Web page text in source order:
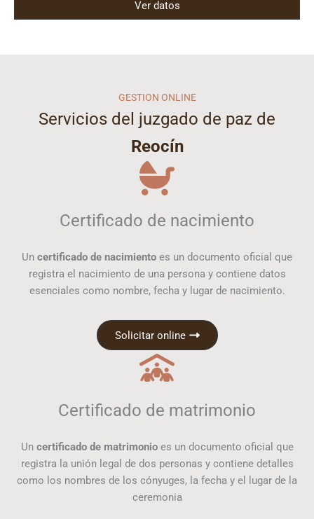
Ver datos
GESTION ONLINE
Servicios del juzgado de paz de
Reocín
Certificado de nacimiento
Un certificado de nacimiento es un documento oficial que
registra el nacimiento de una persona y contiene datos
esenciales como nombre, fecha y lugar de nacimiento.
Solicitar online
Certificado de matrimonio
Un certificado de matrimonioes un documento oficial que
registra la unión legal de dos personas y contiene detalles
como los nombres de los cónyuges, la fecha y el lugar de la
ceremonia